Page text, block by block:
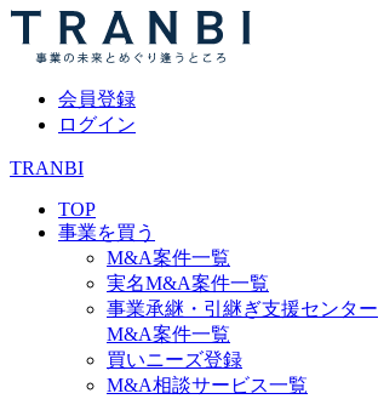
会員登録
ログイン
TRANBI
TOP
事業を買う
M&A案件一覧
実名M&A案件一覧
事業承継・引継ぎ支援センター
M&A案件一覧
買いニーズ登録
M&A相談サービス一覧